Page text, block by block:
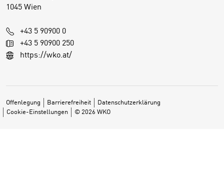
1045 Wien
+43 5 90900 0
+43 5 90900 250
https://wko.at/
Offenlegung Barrierefreiheit
Datenschutzerklärung
Cookie-Einstellungen
© 2026 WKO